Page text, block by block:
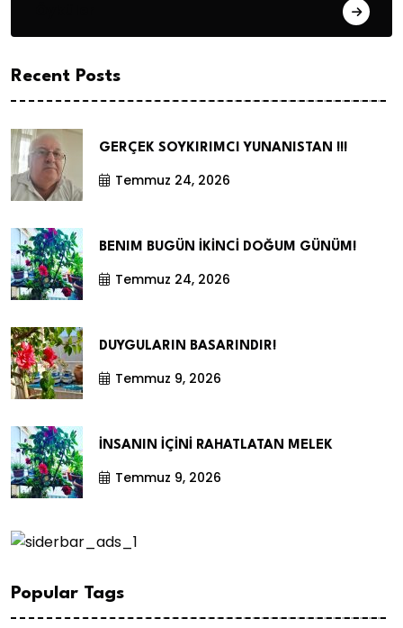
Recent Posts
GERÇEK SOYKIRIMCI YUNANISTAN !!!
Temmuz 24, 2026
BENIM BUGÜN İKİNCİ DOĞUM GÜNÜM!
Temmuz 24, 2026
DUYGULARIN BASARINDIR!
Temmuz 9, 2026
İNSANIN İÇİNİ RAHATLATAN MELEK
Temmuz 9, 2026
Popular Tags